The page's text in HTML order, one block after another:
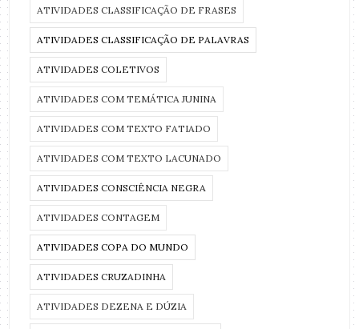
ATIVIDADES CLASSIFICAÇÃO DE FRASES
ATIVIDADES CLASSIFICAÇÃO DE PALAVRAS
ATIVIDADES COLETIVOS
ATIVIDADES COM TEMÁTICA JUNINA
ATIVIDADES COM TEXTO FATIADO
ATIVIDADES COM TEXTO LACUNADO
ATIVIDADES CONSCIÊNCIA NEGRA
ATIVIDADES CONTAGEM
ATIVIDADES COPA DO MUNDO
ATIVIDADES CRUZADINHA
ATIVIDADES DEZENA E DÚZIA